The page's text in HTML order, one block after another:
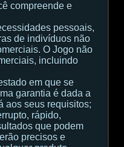
compreende e
pessoais,
de indivíduos não
O Jogo não
incluindo
em que se
garantia é dada a
aos seus requisitos;
rápido,
que podem
precisos e